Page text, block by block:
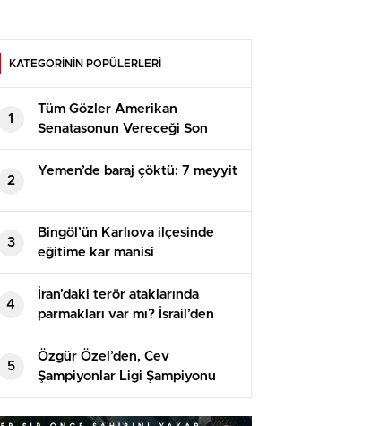
KATEGORİNİN POPÜLERLERİ
1
Tüm Gözler Amerikan
Senatasonun Vereceği Son
Kararda
2
Yemen’de baraj çöktü: 7 meyyit
3
Bingöl’ün Karlıova ilçesinde
eğitime kar manisi
4
İran’daki terör ataklarında
parmakları var mı? İsrail’den
birinci açıklama geldi
5
Özgür Özel’den, Cev
Şampiyonlar Ligi Şampiyonu
Vakıfbank’a Tebrik Bildirisi